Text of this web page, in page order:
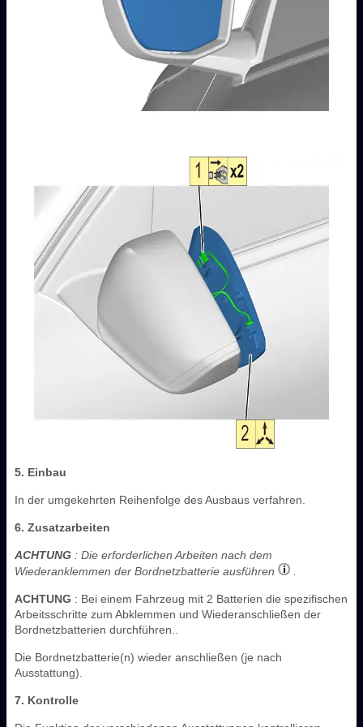
5. Einbau
In der umgekehrten Reihenfolge des Ausbaus verfahren.
6. Zusatzarbeiten
ACHTUNG : Die erforderlichen Arbeiten nach dem
Wiederanklemmen der Bordnetzbatterie ausführen
ACHTUNG : Bei einem Fahrzeug mit 2 Batterien die spezifischen
Arbeitsschritte zum Abklemmen und Wiederanschließen der
Bordnetzbatterien durchführen..
Die Bordnetzbatterie(n) wieder anschließen (je nach
Ausstattung).
7. Kontrolle